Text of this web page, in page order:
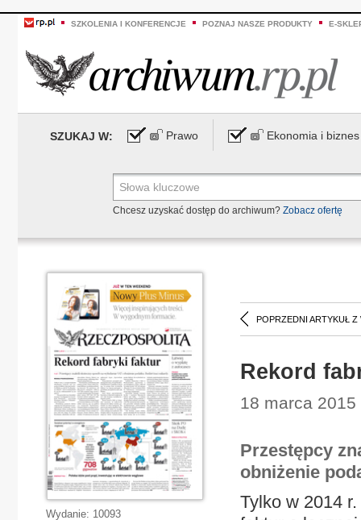
SZKOLENIA I KONFERENCJE POZNAJ NASZE PRODUKTY E-
SZUKAJ W: Prawo Ekonomia i biznes
Chcesz uzyskać dostęp do archiwum? Zobacz ofertę
POPRZEDNI ARTYKUŁ Z
Rekord
18 marca
Przestępcy
obniżenie
Tylko w 2014
Wydanie: 10093